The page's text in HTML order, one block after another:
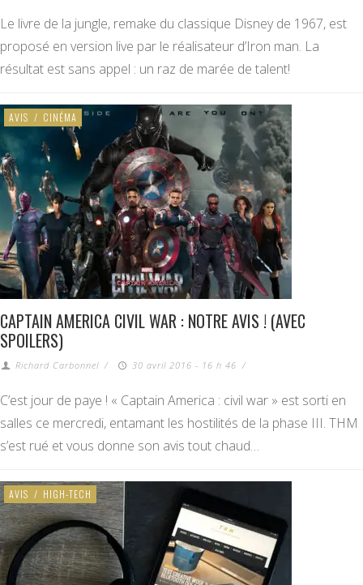
Le livre de la jungle, remake du classique Disney de 1967, est
proposé en version live par le réalisateur d’Iron man. La
résultat est sans appel : un raz de marée de talent!
AVIS / CINÉMA
CAPTAIN AMERICA CIVIL WAR : NOTRE AVIS ! (AVEC
SPOILERS)
Richard Carbonnel / 30 avril 2016 - 16 h 46 /
C’est jour de paye ! « Captain America : civil war » est sorti en
salles ce mercredi, entamant les hostilités de la phase III. THM
s’est rué et vous donne son avis tout chaud…
AVIS / HIGH-TECH